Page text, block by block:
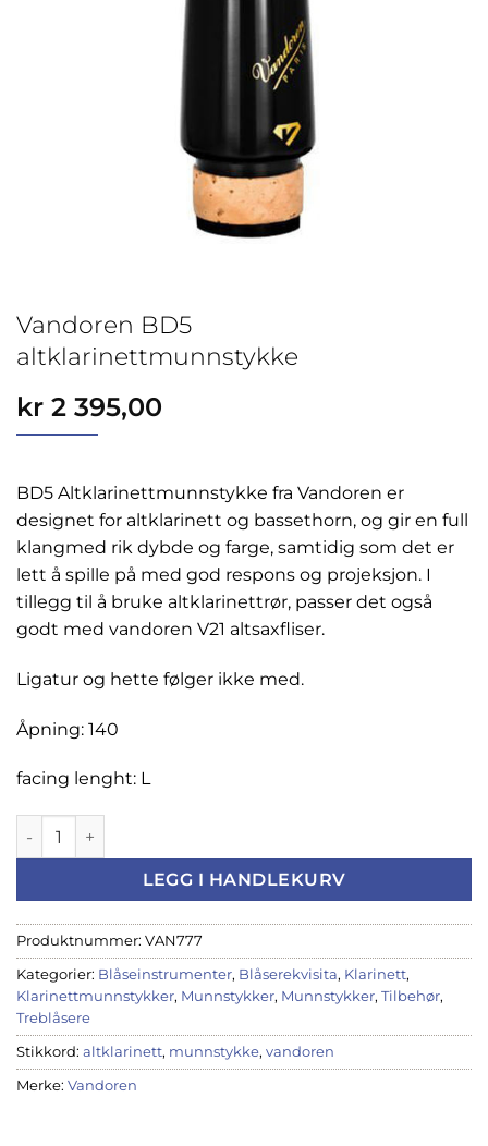
Vandoren BD5
altklarinettmunnstykke
kr 2 395,00
BD5 Altklarinettmunnstykke fra Vandoren er
designet for altklarinett og bassethorn, og gir en full
klangmed rik dybde og farge, samtidig som det er
lett å spille på med god respons og projeksjon. I
tillegg til å bruke altklarinettrør, passer det også
godt med vandoren V21 altsaxfliser.
Ligatur og hette følger ikke med.
Åpning: 140
facing lenght: L
Vandoren BD5 altklarinettmunnstykke antall
LEGG I HANDLEKURV
Produktnummer: VAN777
Kategorier: Blåseinstrumenter, Blåserekvisita, Klarinett,
Klarinettmunnstykker, Munnstykker, Munnstykker, Tilbehør,
Treblåsere
Stikkord: altklarinett, munnstykke, vandoren
Merke: Vandoren